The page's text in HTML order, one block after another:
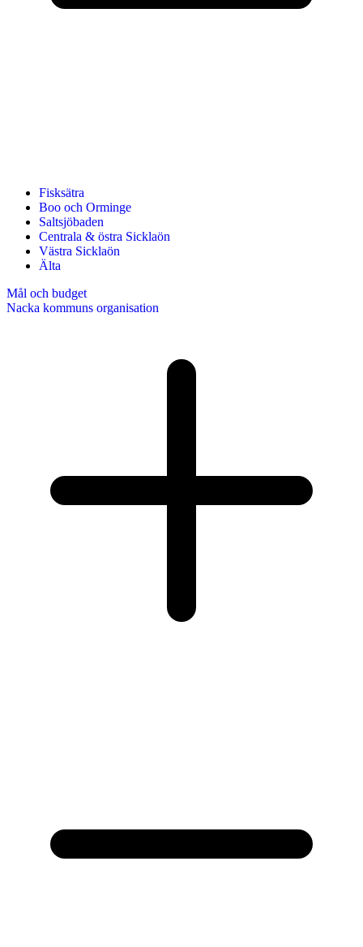
Fisksätra
Boo och Orminge
Saltsjöbaden
Centrala & östra Sicklaön
Västra Sicklaön
Älta
Mål och budget
Nacka kommuns organisation